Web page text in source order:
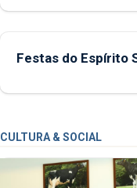
Festas do Espírito
CULTURA & SOCIAL